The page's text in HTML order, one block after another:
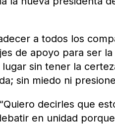
a todos los
de apoyo para ser
sin tener la
sin miedo ni
decirles que
en unidad